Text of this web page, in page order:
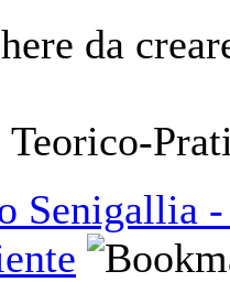
da
Teorico-
Senigallia